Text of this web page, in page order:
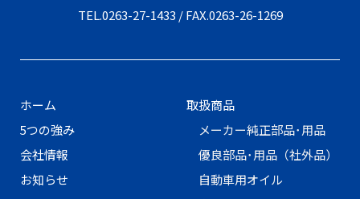
TEL.0263-27-1433 / FAX.0263-26-1269
ホーム
5つの強み
会社情報
お知らせ
取扱商品
メーカー純正部品･用品
優良部品･用品（社外品）
自動車用オイル